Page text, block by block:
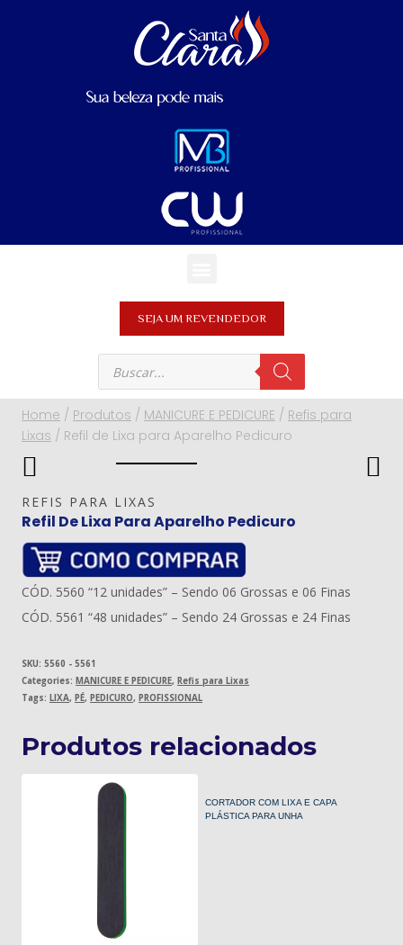
SEJA UM REVENDEDOR
Home / Produtos / MANICURE E PEDICURE / Refis para
Lixas / Refil de Lixa para Aparelho Pedicuro
REFIS PARA LIXAS
Refil De Lixa Para Aparelho Pedicuro
CÓD. 5560 “12 unidades” – Sendo 06 Grossas e 06 Finas
CÓD. 5561 “48 unidades” – Sendo 24 Grossas e 24 Finas
SKU: 5560 - 5561
Categories: MANICURE E PEDICURE, Refis para Lixas
Tags: LIXA, PÉ, PEDICURO, PROFISSIONAL
Produtos relacionados
CORTADOR COM LIXA E CAPA
PLÁSTICA PARA UNHA